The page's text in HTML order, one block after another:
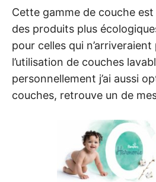
Cette gamme de couche
des produits plus
pour celles qui n’arriveraient
l’utilisation de couches
personnellement j’ai aussi
couches, retrouve un de